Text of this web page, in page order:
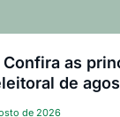
as
de
de 2026